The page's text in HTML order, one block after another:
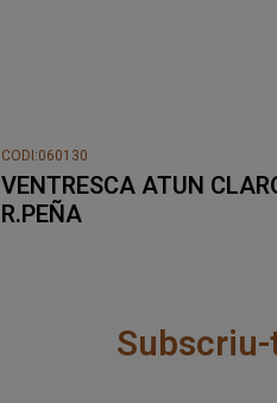
CODI:060130
VENTRESCA ATUN
R.PEÑA